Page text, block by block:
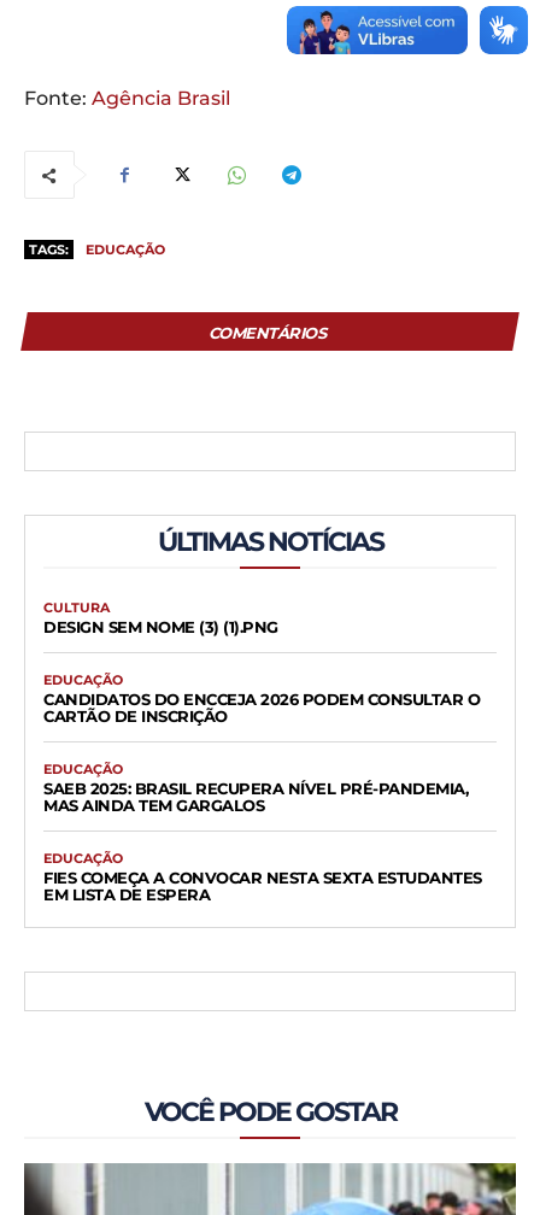
Fonte: Agência Brasil
TAGS: EDUCAÇÃO
COMENTÁRIOS
ÚLTIMAS NOTÍCIAS
CULTURA
DESIGN SEM NOME (3) (1).PNG
EDUCAÇÃO
CANDIDATOS DO ENCCEJA 2026 PODEM CONSULTAR O
CARTÃO DE INSCRIÇÃO
EDUCAÇÃO
SAEB 2025: BRASIL RECUPERA NÍVEL PRÉ-PANDEMIA,
MAS AINDA TEM GARGALOS
EDUCAÇÃO
FIES COMEÇA A CONVOCAR NESTA SEXTA ESTUDANTES
EM LISTA DE ESPERA
VOCÊ PODE GOSTAR